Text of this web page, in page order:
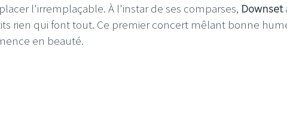
l'irremplaçable. À l'instar de ses comparses, Downset
rien qui font tout. Ce premier concert mêlant bonne
en beauté.